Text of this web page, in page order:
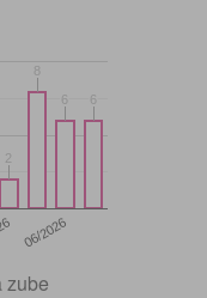
06/2026
22
88
66 66
zube